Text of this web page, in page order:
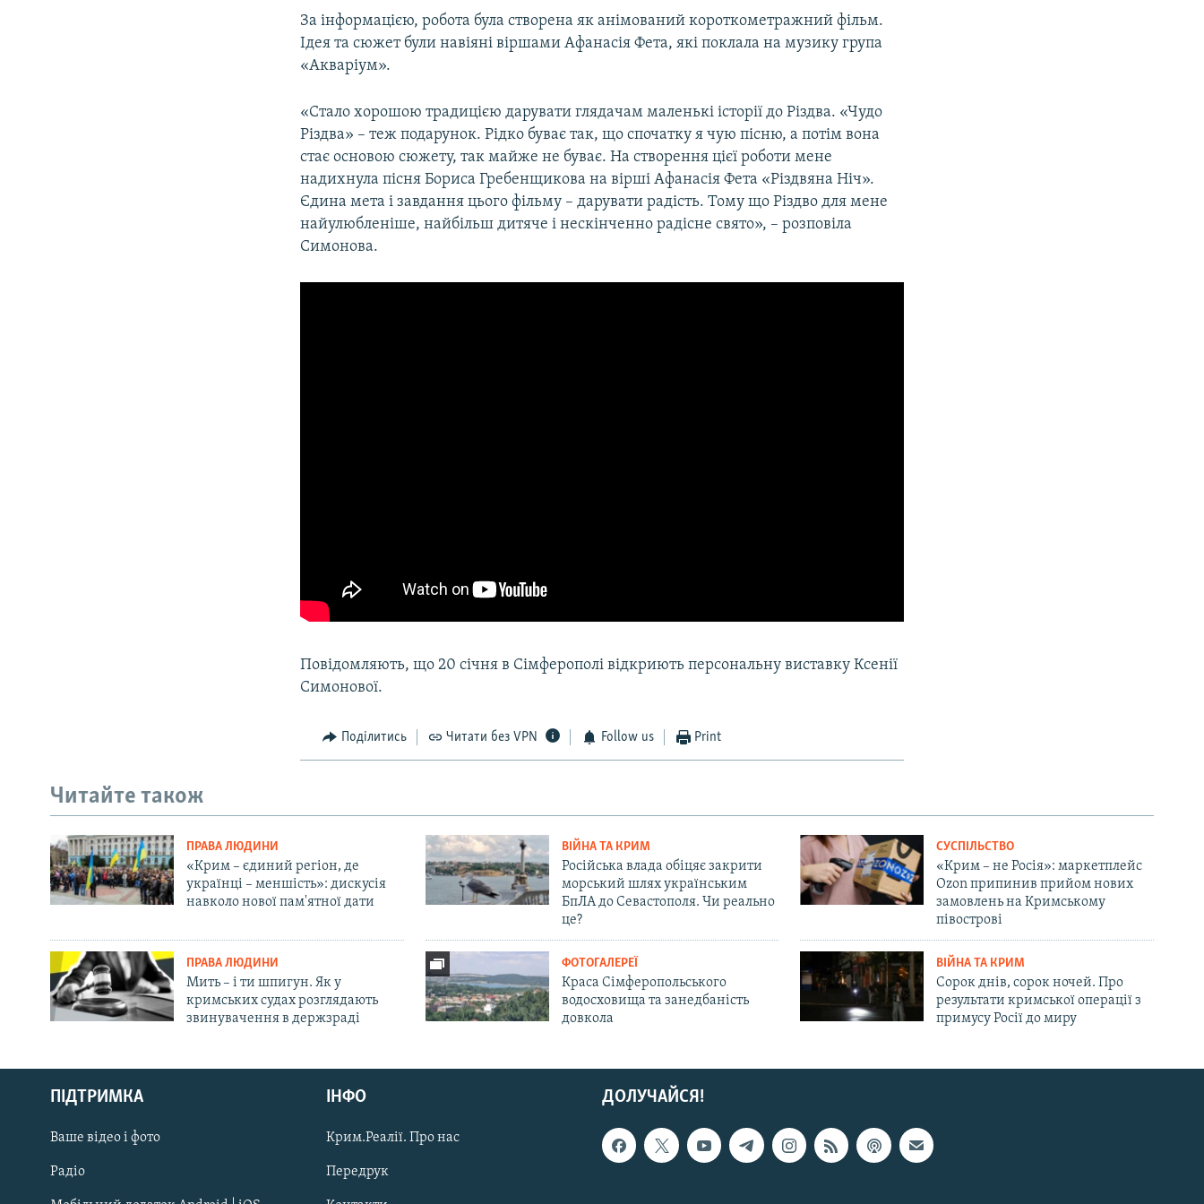
Русский
Qırımtatar
ДОЛУЧАЙСЯ!
За інформацією, робота була створена як анімований короткометражний фільм.
Ідея та сюжет були навіяні віршами Афанасія Фета, які поклала на музику група
«Акваріум».
«Стало хорошою традицією дарувати глядачам маленькі історії до Різдва. «Чудо
Різдва» – теж подарунок. Рідко буває так, що спочатку я чую пісню, а потім вона
стає основою сюжету, так майже не буває. На створення цієї роботи мене
надихнула пісня Бориса Гребенщикова на вірші Афанасія Фета «Різдвяна Ніч».
Єдина мета і завдання цього фільму – дарувати радість. Тому що Різдво для мене
найулюбленіше, найбільш дитяче і нескінченно радісне свято», – розповіла
Симонова.
Повідомляють, що 20 січня в Сімферополі відкриють персональну виставку Ксенії
Симонової.
Поділитись Читати без VPN Follow us Print
Читайте також
ПРАВА ЛЮДИНИ
«Крим – єдиний регіон, де
українці – меншість»: дискусія
навколо нової пам'ятної дати
ВІЙНА ТА КРИМ
Російська влада обіцяє закрити
морський шлях українським
БпЛА до Севастополя. Чи реально
це?
СУСПІЛЬСТВО
«Крим – не Росія»: маркетплейс
Ozon припинив прийом нових
замовлень на Кримському
півострові
ПРАВА ЛЮДИНИ
Мить – і ти шпигун. Як у
кримських судах розглядають
звинувачення в держзраді
ФОТОГАЛЕРЕЇ
Краса Сімферопольського
водосховища та занедбаність
довкола
ВІЙНА ТА КРИМ
Сорок днів, сорок ночей. Про
результати кримської операції з
примусу Росії до миру
ДОЛУЧАЙСЯ!
ПІДТРИМКА
Ваше відео і фото
Радіо
ІНФО
Крим.Реалії. Про нас
Передрук